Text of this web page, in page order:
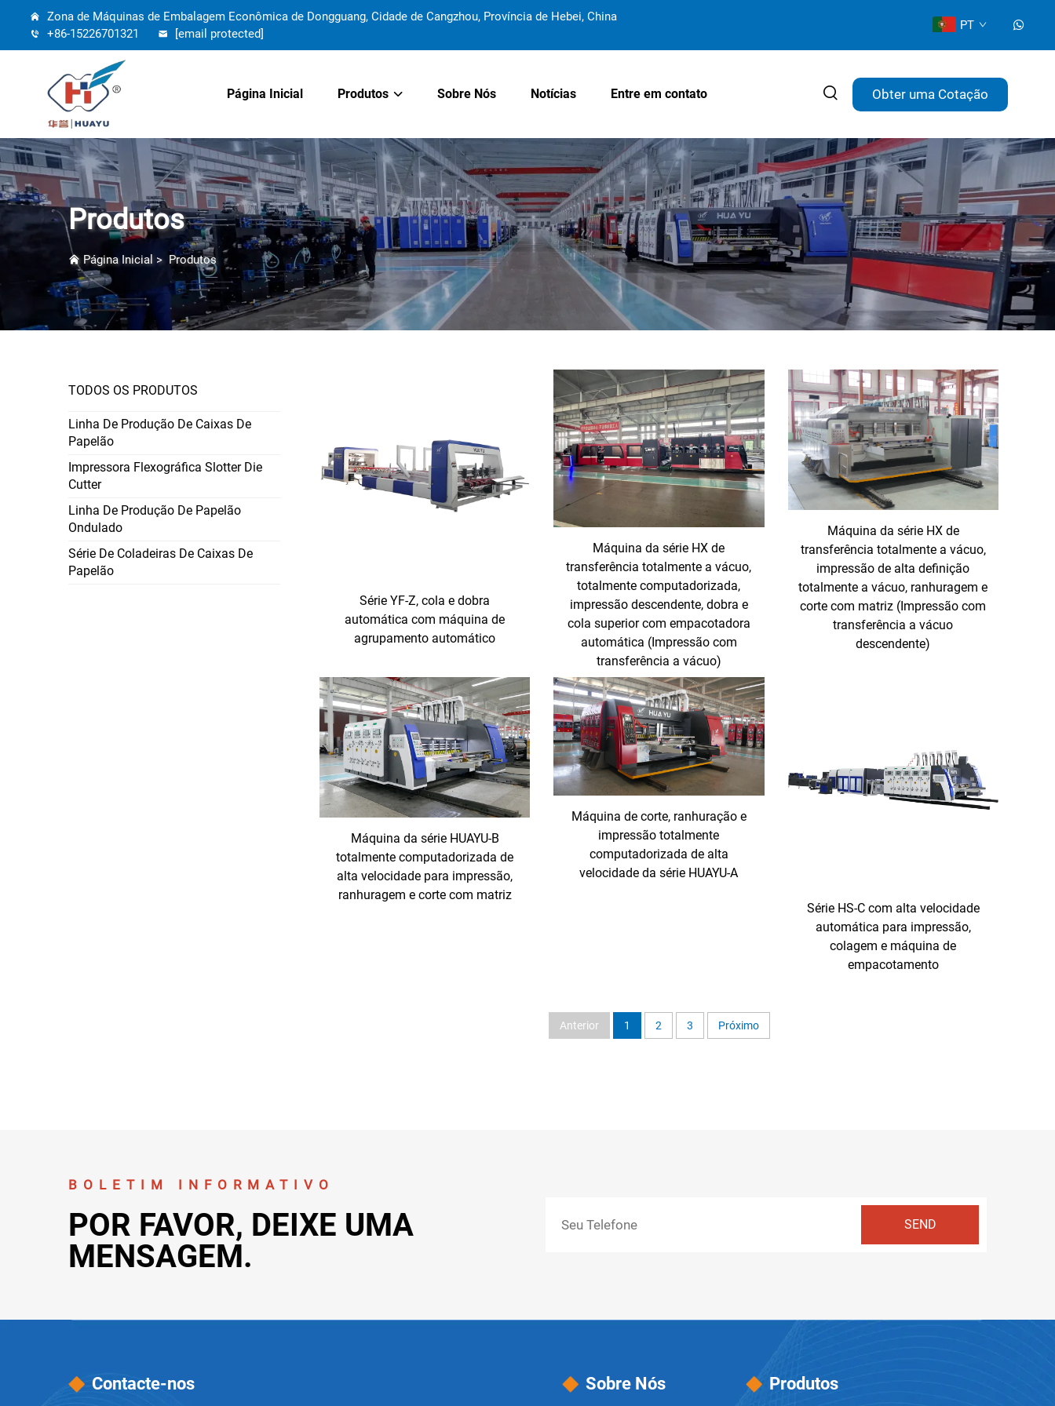
Zona de Máquinas de Embalagem Econômica de Dongguang, Cidade de Cangzhou, Província de Hebei, China
+86-15226701321
[email protected]
PT
Página Inicial Produtos Sobre Nós Notícias Entre em contato Obter uma Cotação
Produtos
Página Inicial > Produtos
TODOS OS PRODUTOS
Linha De Produção De Caixas De
Papelão
Impressora Flexográfica Slotter Die
Cutter
Linha De Produção De Papelão
Ondulado
Série De Coladeiras De Caixas De
Papelão
Série YF-Z, cola e dobra
automática com máquina de
agrupamento automático
Máquina da série HX de
transferência totalmente a vácuo,
totalmente computadorizada,
impressão descendente, dobra e
cola superior com empacotadora
automática (Impressão com
transferência a vácuo)
Máquina da série HX de
transferência totalmente a vácuo,
impressão de alta definição
totalmente a vácuo, ranhuragem e
corte com matriz (Impressão com
transferência a vácuo
descendente)
Máquina da série HUAYU-B
totalmente computadorizada de
alta velocidade para impressão,
ranhuragem e corte com matriz
Máquina de corte, ranhuração e
impressão totalmente
computadorizada de alta
velocidade da série HUAYU-A
Série HS-C com alta velocidade
automática para impressão,
colagem e máquina de
empacotamento
Anterior 1 2 3 Próximo
BOLETIM INFORMATIVO
POR FAVOR, DEIXE UMA
MENSAGEM.
Contacte-nos Sobre Nós Produtos